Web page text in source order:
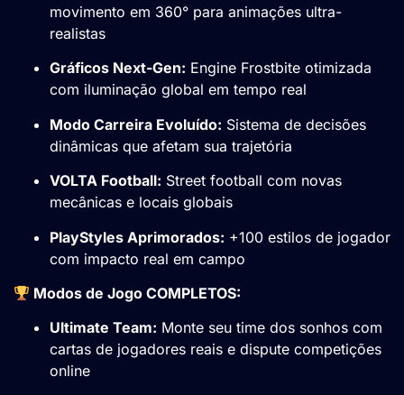
movimento em 360° para animações ultra-
realistas
Gráficos Next-Gen: Engine Frostbite otimizada
com iluminação global em tempo real
Modo Carreira Evoluído: Sistema de decisões
dinâmicas que afetam sua trajetória
VOLTA Football: Street football com novas
mecânicas e locais globais
PlayStyles Aprimorados: +100 estilos de jogador
com impacto real em campo
Modos de Jogo COMPLETOS:
Ultimate Team: Monte seu time dos sonhos com
cartas de jogadores reais e dispute competições
online